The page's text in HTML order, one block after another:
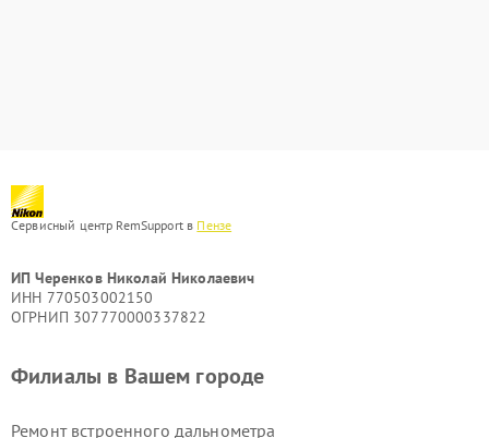
Сервисный центр RemSupport в Пензе
ИП Черенков Николай Николаевич
ИНН 770503002150
ОГРНИП 307770000337822
Филиалы в Вашем городе
Ремонт встроенного дальнометра